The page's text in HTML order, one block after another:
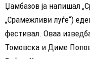
Џамбазов ја напишал
„Срамежливи луѓе“)
фестивал. Оваа
Томовска и Диме